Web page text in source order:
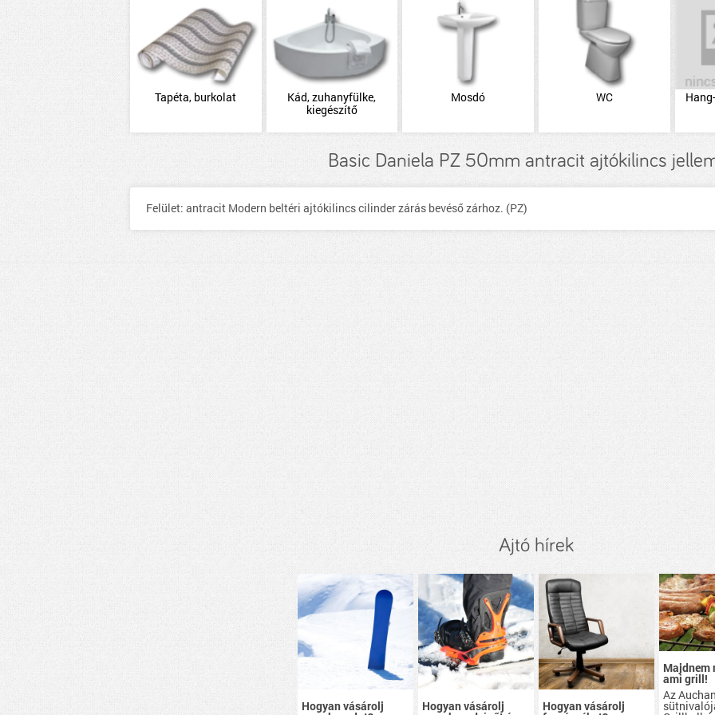
Tapéta, burkolat
Kád, zuhanyfülke,
kiegészítő
Mosdó WC
Basic Daniela PZ 50mm antracit ajtókilincs
Felület: antracit Modern beltéri ajtókilincs cilinder zárás bevéső zárhoz. (PZ)
Ajtó hírek
Hogyan vásárolj Hogyan vásárolj Hogyan vásárolj
Majdnem
ami grill!
Az